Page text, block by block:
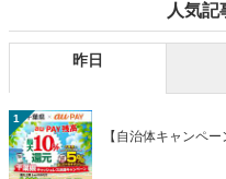
人気記
昨日
1
【自治体キャンペ